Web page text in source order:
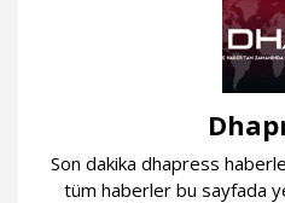
Son dakika dhapress
tüm haberler bu sayfada